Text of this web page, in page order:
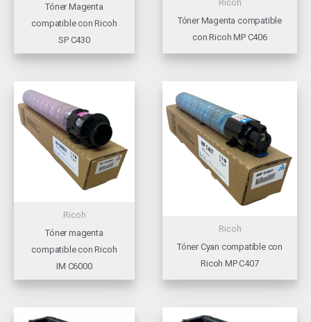
Tóner Magenta
compatible con Ricoh
SP C430
Ricoh
Tóner Magenta compatible
con Ricoh MP C406
Ricoh
Tóner magenta
compatible con Ricoh
IM C6000
Ricoh
Tóner Cyan compatible con
Ricoh MP C407